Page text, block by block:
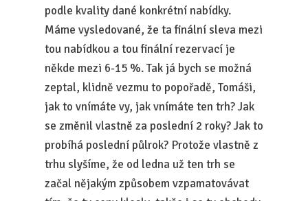
podle kvality dané konkrétní nabídky.
Máme vysledované, že ta finální sleva mezi
tou nabídkou a tou finální rezervací je
někde mezi 6-15 %. Tak já bych se možná
zeptal, klidně vezmu to popořadě, Tomáši,
jak to vnímáte vy, jak vnímáte ten trh? Jak
se změnil vlastně za poslední 2 roky? Jak to
probíhá poslední půlrok? Protože vlastně z
trhu slyšíme, že od ledna už ten trh se
začal nějakým způsobem vzpamatovávat